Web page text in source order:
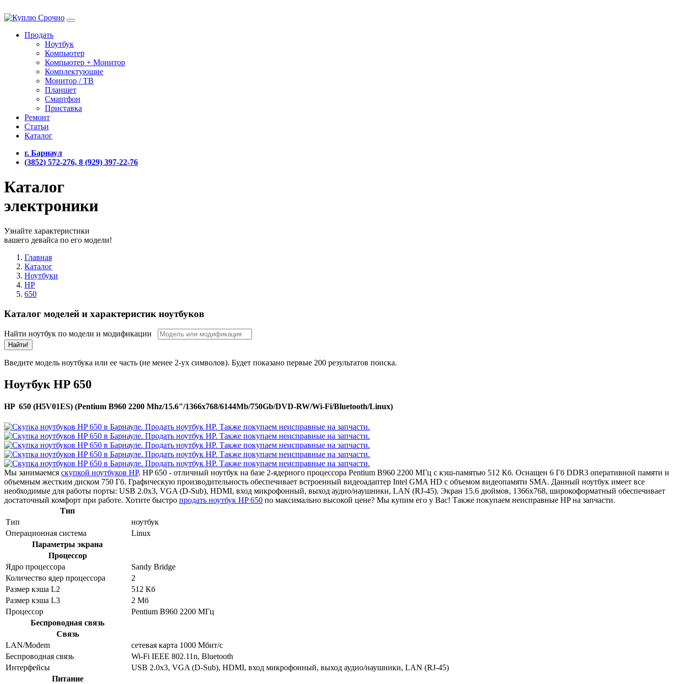
Продать
Ноутбук
Компьютер
Компьютер + Монитор
Комплектующие
Монитор / ТВ
Планшет
Смартфон
Приставка
Ремонт
Статьи
Каталог
г. Барнаул
(3852) 572-276, 8 (929) 397-22-76
Каталог
электроники
Узнайте характеристики
вашего девайса по его модели!
Главная
Каталог
Ноутбуки
HP
650
Каталог моделей и характеристик ноутбуков
Найти ноутбук по модели и модификации
Найти!
Введите модель ноутбука или ее часть (не менее 2-ух символов). Будет показано первые 200 результатов поиска.
Ноутбук HP 650
HP 650 (H5V01ES) (Pentium B960 2200 Mhz/15.6"/1366x768/6144Mb/750Gb/DVD-RW/Wi-Fi/Bluetooth/Linux)
Мы занимаемся скупкой ноутбуков HP. HP 650 - отличный ноутбук на базе 2-ядерного процессора Pentium B960 2200 МГц с кэш-памятью 512 Кб. Оснащен 6 Гб DDR3 оперативной памяти и
объемным жестким диском 750 Гб. Графическую производительность обеспечивает встроенный видеоадаптер Intel GMA HD с объемом видеопамяти SMA. Данный ноутбук имеет все
необходимые для работы порты: USB 2.0x3, VGA (D-Sub), HDMI, вход микрофонный, выход аудио/наушники, LAN (RJ-45). Экран 15.6 дюймов, 1366x768, широкоформатный обеспечивает
достаточный комфорт при работе. Хотите быстро продать ноутбук HP 650 по максимально высокой цене? Мы купим его у Вас! Также покупаем неисправные HP на запчасти.
Тип
Тип
ноутбук
Операционная система
Linux
Параметры экрана
Процессор
Ядро процессора
Sandy Bridge
Количество ядер процессора
2
Размер кэша L2
512 Кб
Размер кэша L3
2 Мб
Процессор
Pentium B960 2200 МГц
Беспроводная связь
Связь
LAN/Modem
сетевая карта 1000 Мбит/c
Беспроводная связь
Wi-Fi IEEE 802.11n, Bluetooth
Интерфейсы
USB 2.0x3, VGA (D-Sub), HDMI, вход микрофонный, выход аудио/наушники, LAN (RJ-45)
Питание